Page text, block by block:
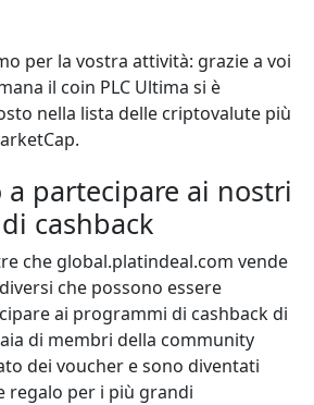
per la vostra attività: grazie a voi
il coin PLC Ultima si è
nella lista delle criptovalute più
partecipare ai nostri
cashback
che global.platindeal.com vende
che possono essere
ai programmi di cashback di
di membri della community
dei voucher e sono diventati
regalo per i più grandi